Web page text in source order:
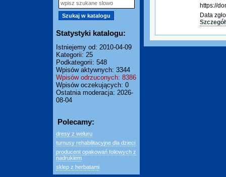
Statystyki katalogu:
Istniejemy od: 2010-04-09
Kategorii: 25
Podkategorii: 548
Wpisów aktywnych: 3344
Wpisów odrzuconych: 8386
Wpisów oczekujących: 0
Ostatnia moderacja: 2026-
08-04
Polecamy:
dresy z weluru
turnusy rehabilitacyjne dla dzieci
producent opakowań foliowych z
nadrukiem
sklep z herbatami
https://
Data